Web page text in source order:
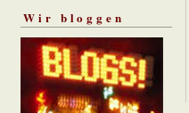
Wir bloggen